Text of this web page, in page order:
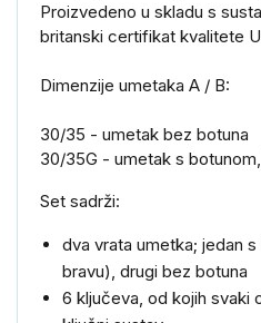
Proizvedeno u skladu s
britanski certifikat kvalitete
Dimenzije umetaka A / B:
30/35 - umetak bez botuna
30/35G - umetak s
Set sadrži:
dva vrata umetka; jedan
bravu), drugi bez botuna
6 ključeva, od kojih svaki